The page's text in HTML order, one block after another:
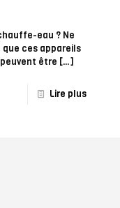
eau ? Ne
que ces appareils
être […]
Lire plus